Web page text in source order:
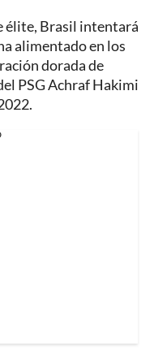
élite, Brasil intentará
alimentado en los
dorada de
PSG Achraf Hakimi